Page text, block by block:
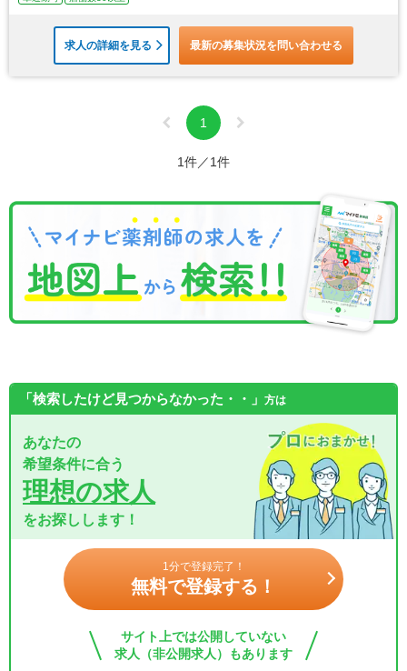
求人の詳細を見る 最新の募集状況を問い合わせる
1
1件／1件
「検索したけど見つからなかった・・」 方は
あなたの
希望条件に合う
理想の求人
をお探しします！
1分で登録完了！
無料で登録する！
サイト上では公開していない
求人（非公開求人）もあります